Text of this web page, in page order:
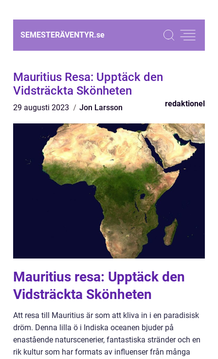
SEMESTERÄVENTYR.se
Mauritius Resa: Upptäck den
Vidsträckta Skönheten
29 augusti 2023 Jon Larsson redaktionel
Mauritius resa: Upptäck den
Vidsträckta Skönheten
Att resa till Mauritius är som att kliva in i en paradisisk
dröm. Denna lilla ö i Indiska oceanen bjuder på
enastående naturscenerier, fantastiska stränder och en
rik kultur som har formats av influenser från många